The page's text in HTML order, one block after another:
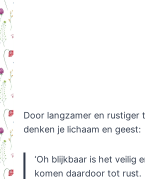
Door langzamer en rustiger
denken je lichaam en geest:
‘Oh blijkbaar is het veilig
komen daardoor tot rust.